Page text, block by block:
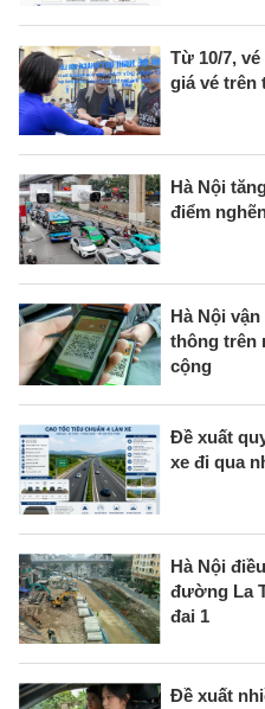
Từ 10/7,
giá vé trên
Hà Nội
điểm
Hà Nội
thông trên
cộng
Đề xuất
xe đi qua
Hà Nội
đường La
đai 1
Đề xuất